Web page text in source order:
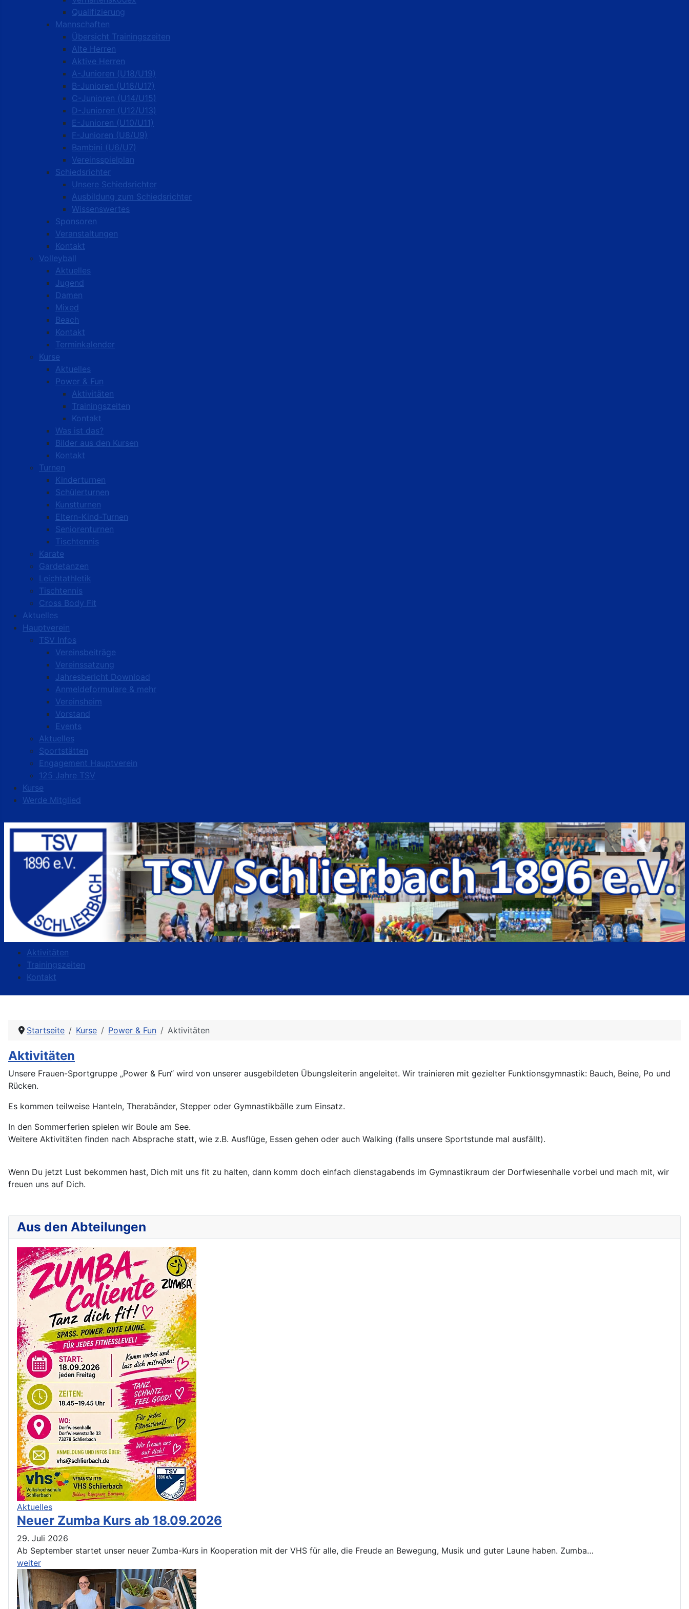
Qualifizierung
Mannschaften
Übersicht Trainingszeiten
Alte Herren
Aktive Herren
A-Junioren (U18/U19)
B-Junioren (U16/U17)
C-Junioren (U14/U15)
D-Junioren (U12/U13)
E-Junioren (U10/U11)
F-Junioren (U8/U9)
Bambini (U6/U7)
Vereinsspielplan
Schiedsrichter
Unsere Schiedsrichter
Ausbildung zum Schiedsrichter
Wissenswertes
Sponsoren
Veranstaltungen
Kontakt
Volleyball
Aktuelles
Jugend
Damen
Mixed
Beach
Kontakt
Terminkalender
Kurse
Aktuelles
Power & Fun
Aktivitäten
Trainingszeiten
Kontakt
Was ist das?
Bilder aus den Kursen
Kontakt
Turnen
Kinderturnen
Schülerturnen
Kunstturnen
Eltern-Kind-Turnen
Seniorenturnen
Tischtennis
Karate
Gardetanzen
Leichtathletik
Tischtennis
Cross Body Fit
Aktuelles
Hauptverein
TSV Infos
Vereinsbeiträge
Vereinssatzung
Jahresbericht Download
Anmeldeformulare & mehr
Vereinsheim
Vorstand
Events
Aktuelles
Sportstätten
Engagement Hauptverein
125 Jahre TSV
Kurse
Werde Mitglied
Aktivitäten
Trainingszeiten
Kontakt
Startseite Kurse Power & Fun Aktivitäten
Aktivitäten
Unsere Frauen-Sportgruppe „Power & Fun“ wird von unserer ausgebildeten Übungsleiterin angeleitet. Wir trainieren mit gezielter Funktionsgymnastik: Bauch, Beine, Po und
Rücken.
Es kommen teilweise Hanteln, Therabänder, Stepper oder Gymnastikbälle zum Einsatz.
In den Sommerferien spielen wir Boule am See.
Weitere Aktivitäten finden nach Absprache statt, wie z.B. Ausflüge, Essen gehen oder auch Walking (falls unsere Sportstunde mal ausfällt).
Wenn Du jetzt Lust bekommen hast, Dich mit uns fit zu halten, dann komm doch einfach dienstagabends im Gymnastikraum der Dorfwiesenhalle vorbei und mach mit, wir
freuen uns auf Dich.
Aus den Abteilungen
Aktuelles
Neuer Zumba Kurs ab 18.09.2026
29. Juli 2026
Ab September startet unser neuer Zumba-Kurs in Kooperation mit der VHS für alle, die Freude an Bewegung, Musik und guter Laune haben. Zumba…
weiter